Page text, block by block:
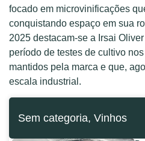
focado em microvinificações
conquistando espaço em sua
2025 destacam-se a Irsai
período de testes de cultivo
mantidos pela marca e que,
escala industrial.
Sem categoria, Vinhos